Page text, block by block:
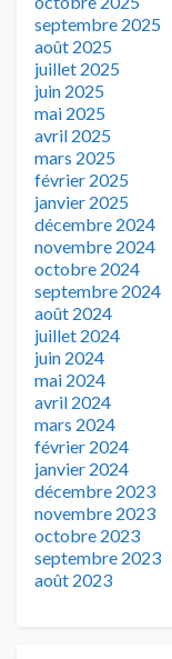
septembre 2025
août 2025
juillet 2025
juin 2025
mai 2025
avril 2025
mars 2025
février 2025
janvier 2025
décembre 2024
novembre 2024
octobre 2024
septembre 2024
août 2024
juillet 2024
juin 2024
mai 2024
avril 2024
mars 2024
février 2024
janvier 2024
décembre 2023
novembre 2023
octobre 2023
septembre 2023
août 2023